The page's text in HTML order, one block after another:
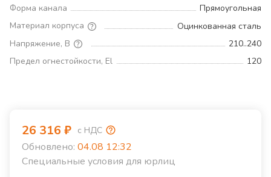
Форма канала
Прямоугольная
Материал корпуса
Оцинкованная сталь
Напряжение, В
210..240
Предел огнестойкости, El
120
26 316 ₽ с НДС
Обновлено: 04.08 12:32
Специальные условия для юрлиц